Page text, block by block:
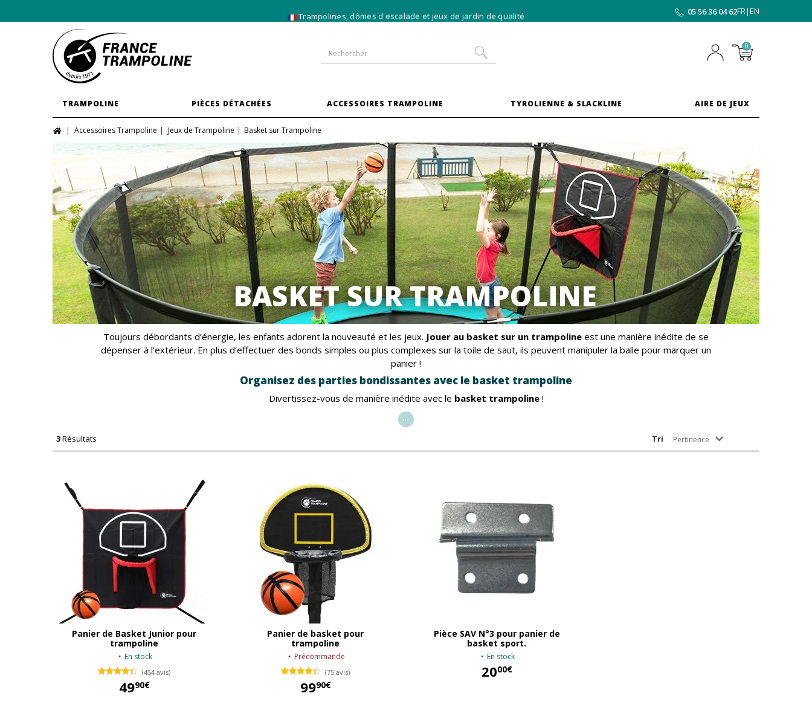
-10% sur les trampolines en pack XXL 05 56 36 04 62FR|EN
0
TRAMPOLINE PIÈCES DÉTACHÉES ACCESSOIRES TRAMPOLINE TYROLIENNE & SLACKLINE AIRE DE JEUX
Accessoires Trampoline Jeux de Trampoline Basket sur Trampoline
BASKET SUR TRAMPOLINE
Toujours débordants d’énergie, les enfants adorent la nouveauté et les jeux. Jouer au basket sur un trampoline est une manière inédite de se
dépenser à l’extérieur. En plus d’effectuer des bonds simples ou plus complexes sur la toile de saut, ils peuvent manipuler la balle pour marquer un
panier !
Organisez des parties bondissantes avec le basket trampoline
Divertissez-vous de manière inédite avec le basket trampoline!
...
3Résultats Tri Pertinence
Panier de Basket Junior pour
trampoline
En stock
(454 avis)
4990€
Panier de basket pour
trampoline
Précommande
(75 avis)
9990€
Pièce SAV N°3 pour panier de
basket sport.
En stock
2000€